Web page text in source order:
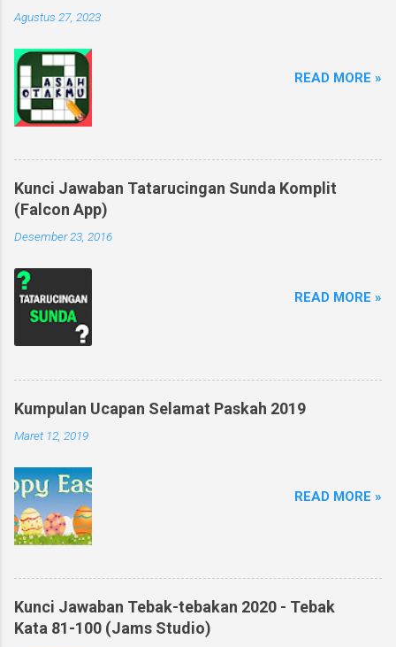
Agustus 27, 2023
READ MORE »
Kunci Jawaban Tatarucingan Sunda Komplit
(Falcon App)
Desember 23, 2016
READ MORE »
Kumpulan Ucapan Selamat Paskah 2019
Maret 12, 2019
READ MORE »
Kunci Jawaban Tebak-tebakan 2020 - Tebak
Kata 81-100 (Jams Studio)